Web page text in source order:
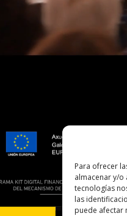
Para ofrecer
almacenar y/o
tecnologías
las
puede afectar